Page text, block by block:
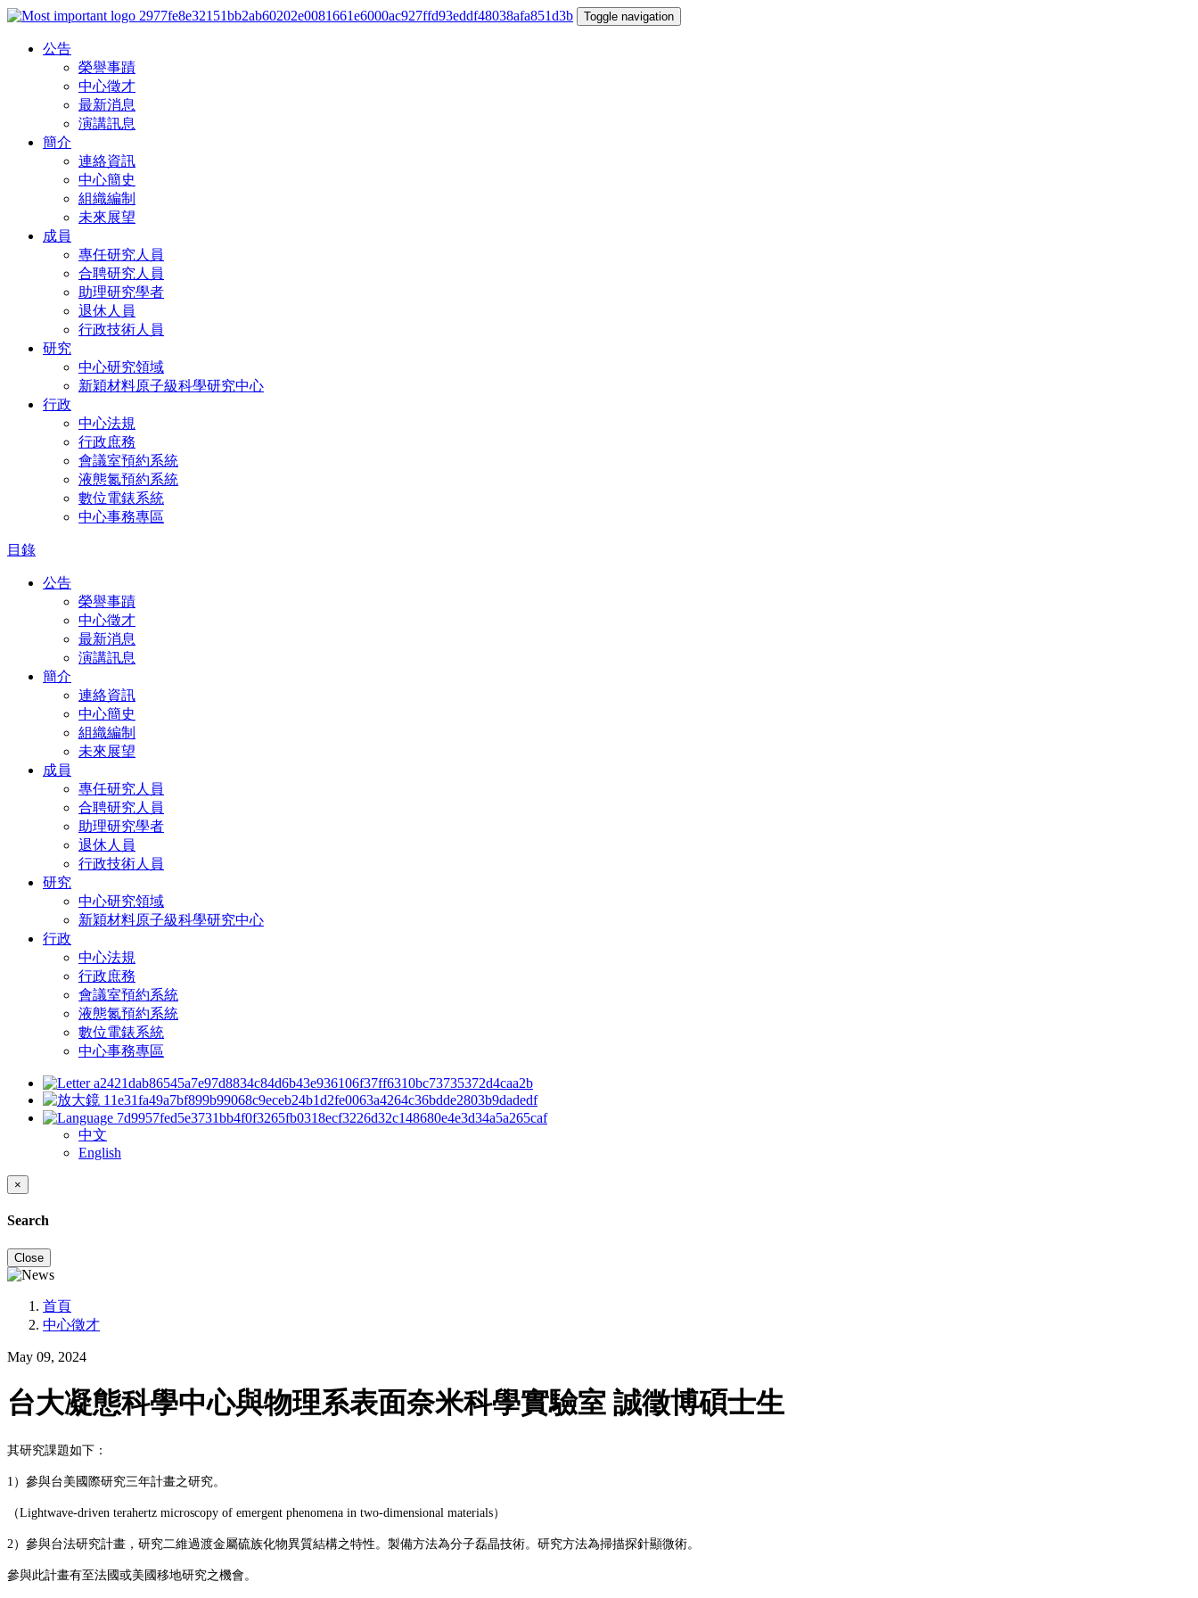
Toggle navigation
公告
榮譽事蹟
中心徵才
最新消息
演講訊息
簡介
連絡資訊
中心簡史
組織編制
未來展望
成員
專任研究人員
合聘研究人員
助理研究學者
退休人員
行政技術人員
研究
中心研究領域
新穎材料原子級科學研究中心
行政
中心法規
行政庶務
會議室預約系統
液態氮預約系統
數位電錶系統
中心事務專區
目錄
公告
榮譽事蹟
中心徵才
最新消息
演講訊息
簡介
連絡資訊
中心簡史
組織編制
未來展望
成員
專任研究人員
合聘研究人員
助理研究學者
退休人員
行政技術人員
研究
中心研究領域
新穎材料原子級科學研究中心
行政
中心法規
行政庶務
會議室預約系統
液態氮預約系統
數位電錶系統
中心事務專區
中文
English
×
Search
Close
首頁
中心徵才
May 09, 2024
台大凝態科學中心與物理系表面奈米科學實驗室 誠徵博碩士生
其研究課題如下：
1）參與台美國際研究三年計畫之研究。
（Lightwave-driven terahertz microscopy of emergent phenomena in two-dimensional materials）
2）參與台法研究計畫，研究二維過渡金屬硫族化物異質結構之特性。製備方法為分子磊晶技術。研究方法為掃描探針顯微術。
參與此計畫有至法國或美國移地研究之機會。